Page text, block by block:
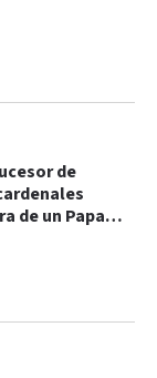
de
de un Papa